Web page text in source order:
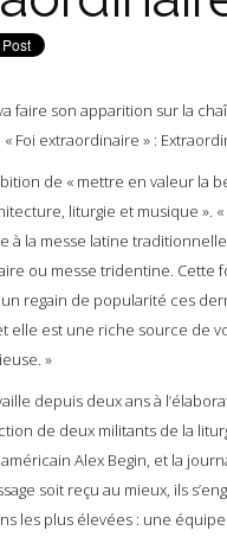
faire son apparition sur la
Foi extraordinaire » :
de « mettre en valeur la
liturgie et musique ».
à la messe latine
ou messe tridentine. Cette
regain de popularité ces
elle est une riche source de
»
depuis deux ans à
de deux militants de la
Alex Begin, et la
soit reçu au mieux, ils
les plus élevées : une